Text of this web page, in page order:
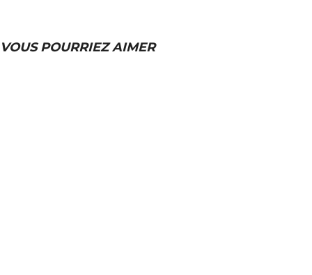
VOUS POURRIEZ AIMER